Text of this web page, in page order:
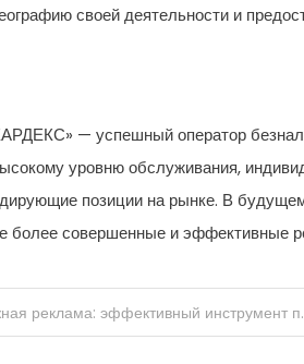
своей деятельности и
— успешный оператор
уровню обслуживания,
позиции на рынке. В
более совершенные и эффективные
реклама: эффективный инструмент продвижения бизнеса